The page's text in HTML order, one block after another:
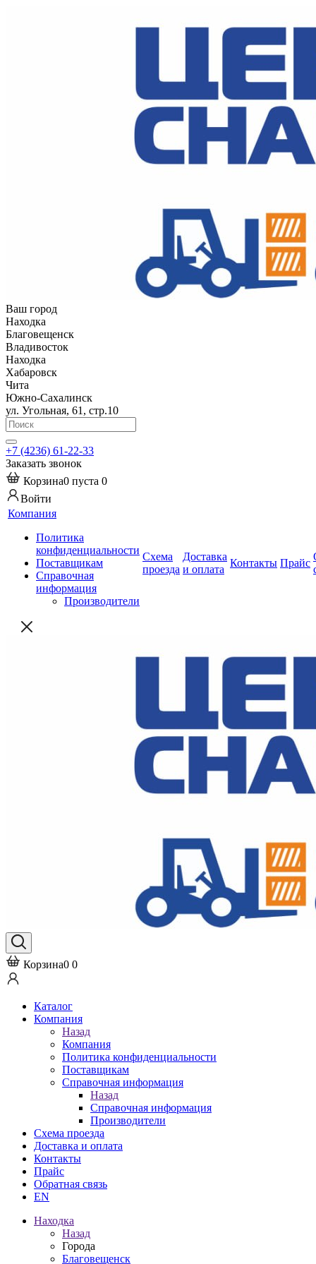
Ваш город
Находка
Благовещенск
Владивосток
Находка
Хабаровск
Чита
Южно-Сахалинск
ул. Угольная, 61, стр.10
+7 (4236) 61-22-33
Заказать звонок
Корзина0 пуста 0
Войти
Компания
Политика
конфиденциальности
Поставщикам
Справочная
информация
Производители
Схема
проезда
Доставка
и оплата
Контакты Прайс
Корзина0 0
Каталог
Компания
Назад
Компания
Политика конфиденциальности
Поставщикам
Справочная информация
Назад
Справочная информация
Производители
Схема проезда
Доставка и оплата
Контакты
Прайс
Обратная связь
EN
Находка
Назад
Города
Благовещенск